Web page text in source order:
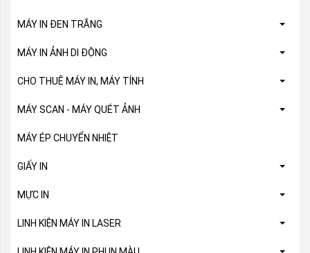
MÁY IN ĐEN TRẮNG
MÁY IN ẢNH DI ĐỘNG
CHO THUÊ MÁY IN, MÁY TÍNH
MÁY SCAN - MÁY QUÉT ẢNH
MÁY ÉP CHUYỂN NHIỆT
GIẤY IN
MỰC IN
LINH KIỆN MÁY IN LASER